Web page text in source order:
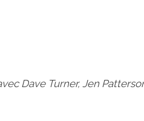
Dave Turner, Jen